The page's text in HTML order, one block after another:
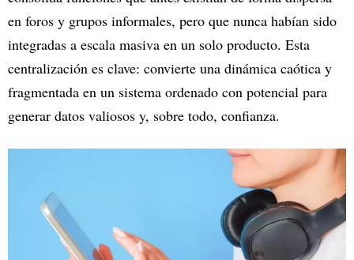
en foros y grupos informales, pero que nunca habían sido
integradas a escala masiva en un solo producto. Esta
centralización es clave: convierte una dinámica caótica y
fragmentada en un sistema ordenado con potencial para
generar datos valiosos y, sobre todo, confianza.